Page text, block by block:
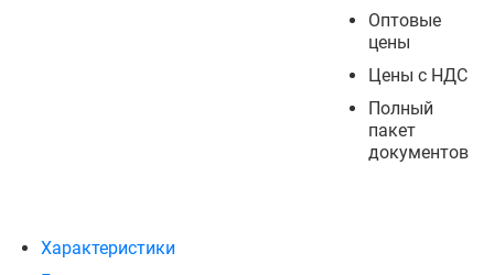
Оптовые
цены
Цены с НДС
Полный
пакет
документов
Характеристики